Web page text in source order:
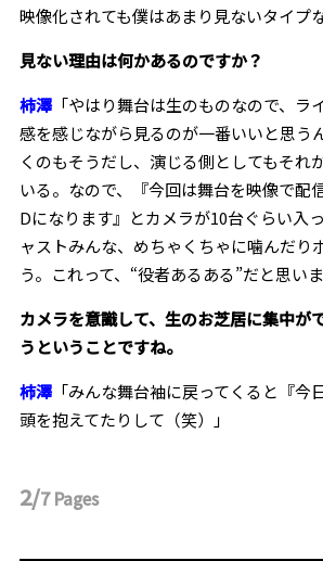
映像化されても僕はあまり見ないタイプ
――見ない理由は何かあるのですか？
柿澤「やはり舞台は生のものなので、ラ
感を感じながら見るのが一番いいと思う
くのもそうだし、演じる側としてもそれ
いる。なので、『今回は舞台を映像で配
Dになります』とカメラが10台ぐらい入
ャストみんな、めちゃくちゃに噛んだり
う。これって、“役者あるある”だと思い
――カメラを意識して、生のお芝居に集中
うということですね。
柿澤「みんな舞台袖に戻ってくると『今
頭を抱えてたりして（笑）」
2/7Pages